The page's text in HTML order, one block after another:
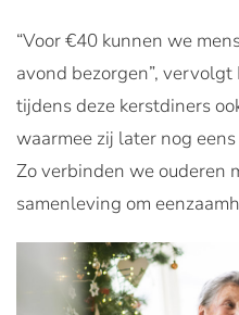
“Voor €40 kunnen we
avond bezorgen”, vervolgt
tijdens deze kerstdiners
waarmee zij later nog
Zo verbinden we ouderen
samenleving om